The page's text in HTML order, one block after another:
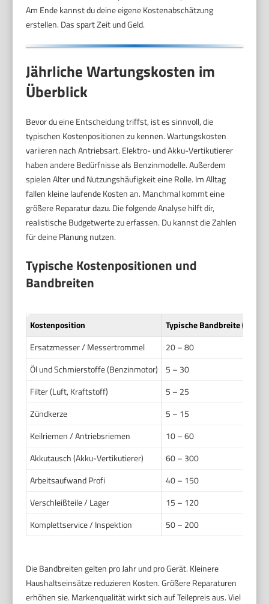
Am Ende kannst du deine eigene Kostenabschätzung
erstellen. Das spart Zeit und Geld.
Jährliche Wartungskosten im
Überblick
Bevor du eine Entscheidung triffst, ist es sinnvoll, die
typischen Kostenpositionen zu kennen. Wartungskosten
variieren nach Antriebsart. Elektro- und Akku-Vertikutierer
haben andere Bedürfnisse als Benzinmodelle. Außerdem
spielen Alter und Nutzungshäufigkeit eine Rolle. Im Alltag
fallen kleine laufende Kosten an. Manchmal kommt eine
größere Reparatur dazu. Die folgende Analyse hilft dir,
realistische Budgetwerte zu erfassen. Du kannst die Zahlen
für deine Planung nutzen.
Typische Kostenpositionen und
Bandbreiten
Kostenposition Typische Bandbreite (€)
Ersatzmesser / Messertrommel
20 – 80
Öl und Schmierstoffe (Benzinmotor)
5 – 30
Filter (Luft, Kraftstoff)
5 – 25
Zündkerze
5 – 15
Keilriemen / Antriebsriemen
10 – 60
Akkutausch (Akku-Vertikutierer)
60 – 300
Arbeitsaufwand Profi
40 – 150
Verschleißteile / Lager
15 – 120
Komplettservice / Inspektion
50 – 200
Die Bandbreiten gelten pro Jahr und pro Gerät. Kleinere
Haushaltseinsätze reduzieren Kosten. Größere Reparaturen
erhöhen sie. Markenqualität wirkt sich auf Teilepreis aus. Viel